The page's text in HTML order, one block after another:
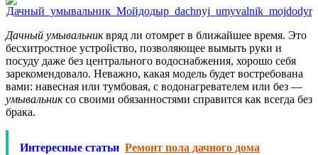
Дачный умывальниквряд ли отомрет в ближайшее время. Это
бесхитростное устройство, позволяющее вымыть руки и
посуду даже без центрального водоснабжения, хорошо себя
зарекомендовало. Неважно, какая модель будет востребована
вами: навесная или тумбовая, с водонагревателем или без —
умывальниксо своими обязанностями справится как всегда без
брака.
Интересные статьи Ремонт пола дачного дома